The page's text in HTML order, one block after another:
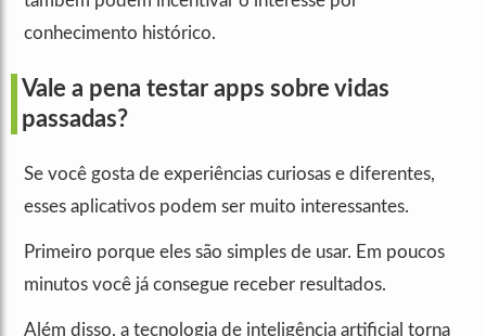
conhecimento histórico.
Vale a pena testar apps sobre vidas
passadas?
Se você gosta de experiências curiosas e diferentes,
esses aplicativos podem ser muito interessantes.
Primeiro porque eles são simples de usar. Em poucos
minutos você já consegue receber resultados.
Além disso, a tecnologia de inteligência artificial torna